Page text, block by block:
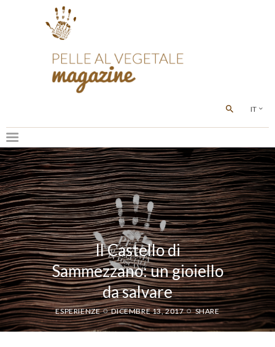
IT
Il Castello di
Sammezzano: un gioiello
da salvare
ESPERIENZE DICEMBRE 13, 2017 SHARE